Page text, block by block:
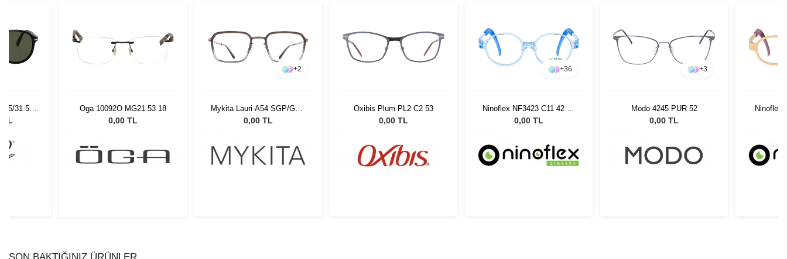
53 18
Mykita Lauri A54 SGP/GGY
899
0,00 TL
Oxibis Plum PL2 C2 53
0,00 TL
Ninoflex NF3423 C11 42 15
128
0,00 TL
+3
Modo 4245 PUR 52
0,00 TL
+35
Ninoflex NF3426 MC30 43
15 128
0,00 TL
Moscot